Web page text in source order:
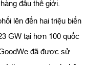
đầu thế giới.
lên đến hai triệu biến
GW tại hơn 100 quốc
đã được sử